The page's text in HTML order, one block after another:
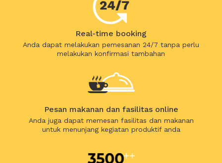
Real-time booking
Anda dapat melakukan pemesanan 24/7 tanpa perlu
melakukan konfirmasi tambahan
Pesan makanan dan fasilitas online
Anda juga dapat memesan fasilitas dan makanan
untuk menunjang kegiatan produktif anda